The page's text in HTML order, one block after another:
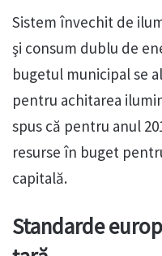
Sistem învechit de
şi consum dublu de
bugetul municipal se
pentru achitarea
spus că pentru anul
resurse în buget
capitală.
Standarde